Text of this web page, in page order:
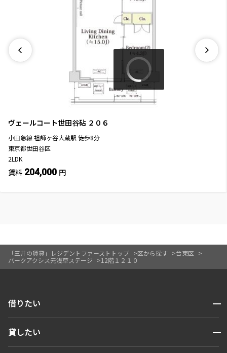
「三井の賃貸」レジデントファーストトップ 区から探す
台東区
パークアクシス元浅草ステージ
12階１２１０
ヴェールコート世田谷砧 ２０６
小田急線 祖師ヶ谷大蔵駅 徒歩8分
東京都世田谷区
2LDK
賃料 204,000 円
借りたい 開閉
人気エリアから探す
貸したい 開閉